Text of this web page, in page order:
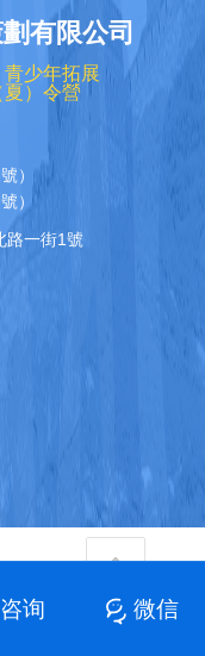
有限公司
少年拓展
夏）令營
）
）
路一街1號
咨询 微信